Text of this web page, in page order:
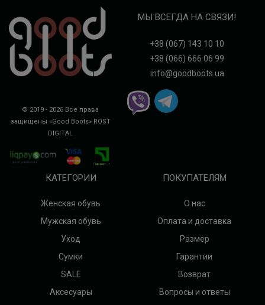
© 2019 - 2026 Все права
защищены «Good Boots» ROST
DIGITAL
МЫ ВСЕГДА НА СВЯЗИ!
+38 (067) 143 10 10
+38 (066) 666 06 99
info@goodboots.ua
КАТЕГОРИИ
Женская обувь
Мужская обувь
Уход
Сумки
SALE
Аксесуары
ПОКУПАТЕЛЯМ
О нас
Оплата и доставка
Размер
Гарантии
Возврат
Вопросы и ответы